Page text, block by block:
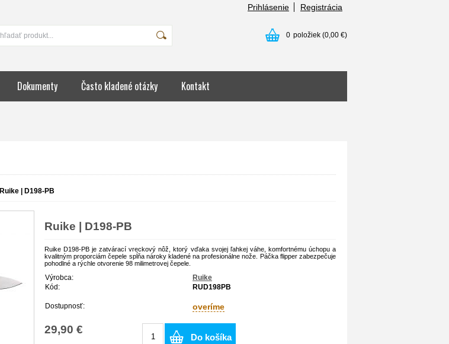
Prihlásenie Registrácia
0 položiek (0,00 €)
Dokumenty Často kladené otázky Kontakt
Ruike | D198-PB
Ruike | D198-PB
Ruike D198-PB je zatvárací vreckový nôž, ktorý vďaka svojej ľahkej váhe, komfortnému úchopu a
kvalitným proporciám čepele spĺňa nároky kladené na profesionálne nože. Páčka flipper zabezpečuje
pohodlné a rýchle otvorenie 98 milimetrovej čepele.
Výrobca:
Ruike
Kód:
RUD198PB
Dostupnosť: overíme
29,90 €
Do košíka